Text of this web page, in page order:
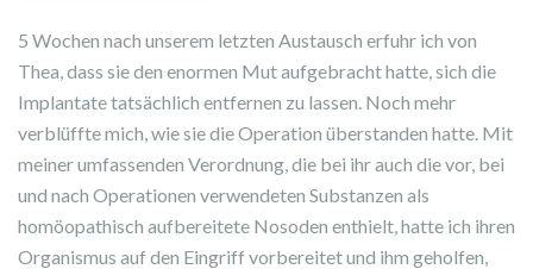
5 Wochen nach unserem letzten Austausch erfuhr ich von
Thea, dass sie den enormen Mut aufgebracht hatte, sich die
Implantate tatsächlich entfernen zu lassen. Noch mehr
verblüffte mich, wie sie die Operation überstanden hatte. Mit
meiner umfassenden Verordnung, die bei ihr auch die vor, bei
und nach Operationen verwendeten Substanzen als
homöopathisch aufbereitete Nosoden enthielt, hatte ich ihren
Organismus auf den Eingriff vorbereitet und ihm geholfen,